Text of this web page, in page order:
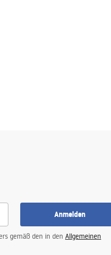
Anmelden
gemäß den in den Allgemeinen